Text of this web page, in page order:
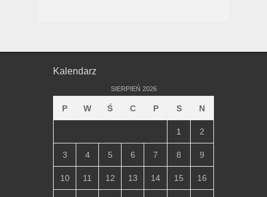
Kalendarz
SIERPIEŃ 2026
P W Ś C P S N
1 2
3 4 5 6 7 8 9
10 11 12 13 14 15 16